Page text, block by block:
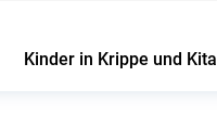
Kinder in Krippe und Kita